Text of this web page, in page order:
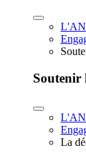
Soutenir
La